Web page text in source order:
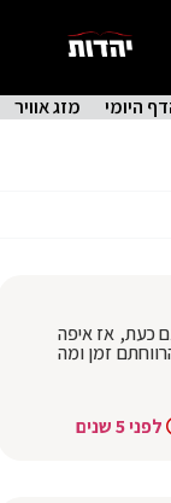
היומי מזג אוויר
כעת, אז איפה
זמן ומה
לפני 5 שנים